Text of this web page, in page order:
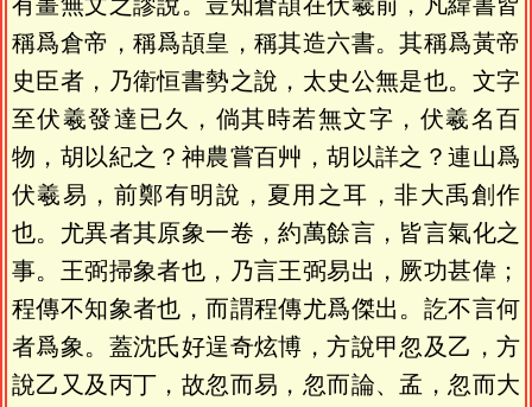
稱爲倉帝，稱爲頡皇，稱其造六書。其稱爲黃帝
史臣者，乃衛恒書勢之說，太史公無是也。文字
至伏羲發達已久，倘其時若無文字，伏羲名百
物，胡以紀之？神農嘗百艸，胡以詳之？連山爲
伏羲易，前鄭有明說，夏用之耳，非大禹創作
也。尤異者其原象一卷，約萬餘言，皆言氣化之
事。王弼掃象者也，乃言王弼易出，厥功甚偉；
程傳不知象者也，而謂程傳尤爲傑出。訖不言何
者爲象。蓋沈氏好逞奇炫博，方說甲忽及乙，方
說乙又及丙丁，故忽而易，忽而論、孟，忽而大